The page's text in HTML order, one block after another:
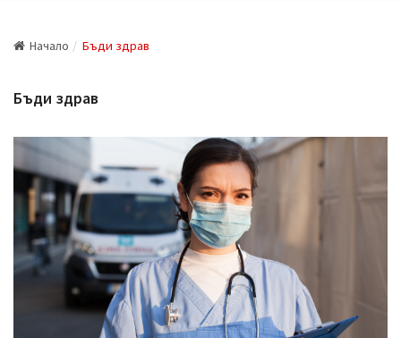
l
N
v
g
t
i
o
Начало Бъди здрав
Бъди здрав